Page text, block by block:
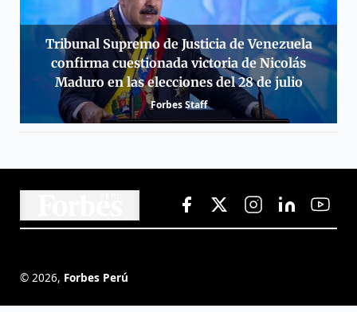
Tribunal Supremo de Justicia de Venezuela
confirma cuestionada victoria de Nicolás
Maduro en las elecciones del 28 de julio
Forbes Staff
© 2026, Forbes Perú